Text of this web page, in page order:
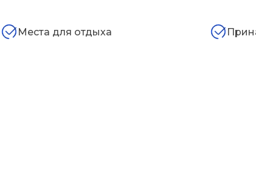
Места для отдыха